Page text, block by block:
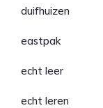
duifhuizen
eastpak
echt leer
echt leren